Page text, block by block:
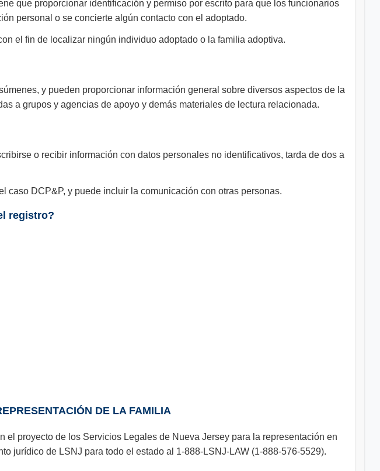
que proporcionar identificación y permiso por escrito para que los funcionarios
personal o se concierte algún contacto con el adoptado.
el fin de localizar ningún individuo adoptado o la familia adoptiva.
y pueden proporcionar información general sobre diversos aspectos de la
a grupos y agencias de apoyo y demás materiales de lectura relacionada.
o recibir información con datos personales no identificativos, tarda de dos a
DCP&P, y puede incluir la comunicación con otras personas.
registro?
DE LA FAMILIA
proyecto de los Servicios Legales de Nueva Jersey para la representación en
jurídico de LSNJ para todo el estado al 1-888-LSNJ-LAW (1-888-576-5529).